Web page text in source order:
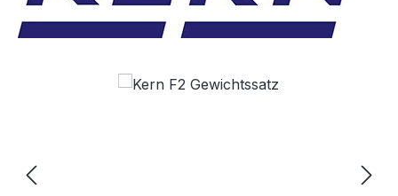
Bildergalerie überspringen